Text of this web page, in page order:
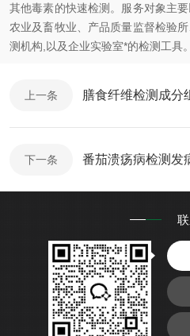
其他毒素的快速检测。服务对象主
农业及畜牧业、产品质量监督检验
测机构,以及企业实验室*的检测工具。
上一条 膳食纤维检测成分
下一条 番茄溃疡病检测发